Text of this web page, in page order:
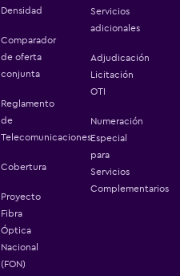
Densidad
Comparador
de oferta
conjunta
Reglamento
de
Telecomunicaciones
Cobertura
Proyecto
Fibra
Óptica
Nacional
(FON)
Servicios
adicionales
Adjudicación
Licitación
OTI
Numeración
Especial
para
Servicios
Complementarios